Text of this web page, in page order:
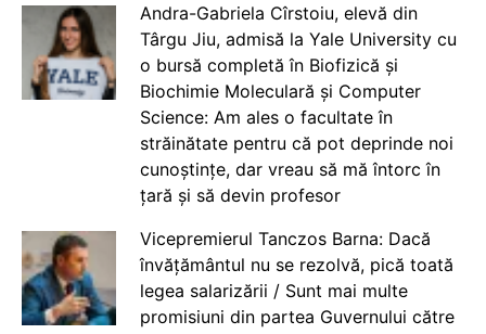
Andra-Gabriela Cîrstoiu, elevă din
Târgu Jiu, admisă la Yale University cu
o bursă completă în Biofizică și
Biochimie Moleculară și Computer
Science: Am ales o facultate în
străinătate pentru că pot deprinde noi
cunoștințe, dar vreau să mă întorc în
țară și să devin profesor
Vicepremierul Tanczos Barna: Dacă
învățământul nu se rezolvă, pică toată
legea salarizării / Sunt mai multe
promisiuni din partea Guvernului către